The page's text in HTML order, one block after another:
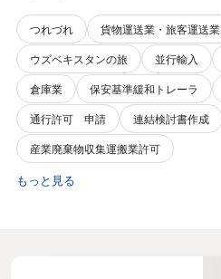
つれづれ 貨物運送業・旅客運送業
ウズベキスタンの旅
並行輸入
倉庫業
保安基準緩和トレーラ
通行許可 申請
連結検討書作成
産業廃棄物収集運搬業許可
もっと見る